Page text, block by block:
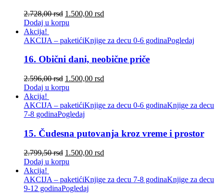
2.728,00rsd 1.500,00 rsd
Dodaj u korpu
Akcija!
AKCIJA – paketićiKnjige za decu 0-6 godinaPogledaj
16. Obični dani, neobične priče
2.596,00rsd 1.500,00 rsd
Dodaj u korpu
Akcija!
AKCIJA – paketićiKnjige za decu 0-6 godinaKnjige za decu
7-8 godinaPogledaj
15. Čudesna putovanja kroz vreme i prostor
2.799,50rsd 1.500,00 rsd
Dodaj u korpu
Akcija!
AKCIJA – paketićiKnjige za decu 7-8 godinaKnjige za decu
9-12 godinaPogledaj